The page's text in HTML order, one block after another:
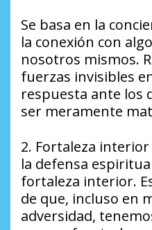
Se basa en la
la conexión con
nosotros mismos.
fuerzas invisibles
respuesta ante los
ser meramente
2. Fortaleza
la defensa
fortaleza interior.
de que, incluso en
adversidad,